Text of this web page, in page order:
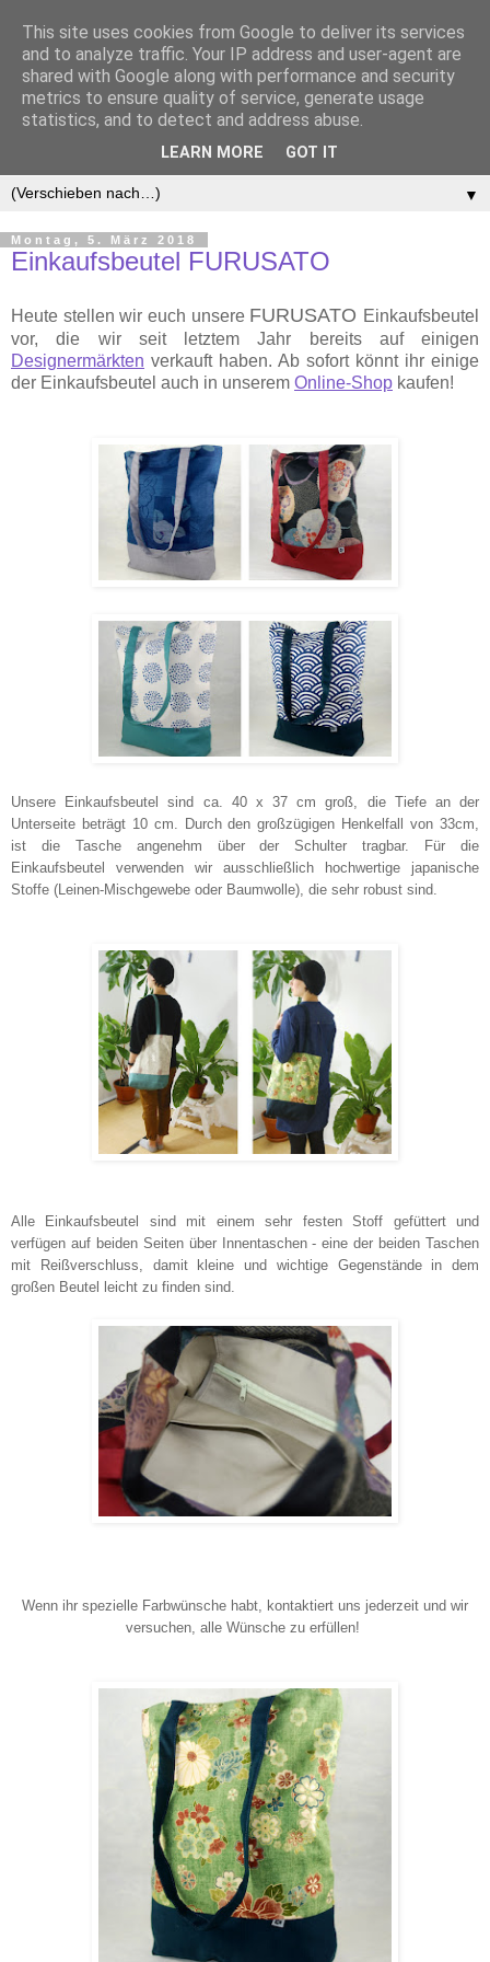
▼
Montag, 5. März 2018
Einkaufsbeutel FURUSATO
Heute stellen wir euch unsere FURUSATO Einkaufsbeutel
vor, die wir seit letztem Jahr bereits auf einigen
Designermärkten verkauft haben. Ab sofort könnt ihr einige
der Einkaufsbeutel auch in unserem Online-Shop kaufen!
Unsere Einkaufsbeutel sind ca. 40 x 37 cm groß, die Tiefe an der
Unterseite beträgt 10 cm. Durch den großzügigen Henkelfall von 33cm,
ist die Tasche angenehm über der Schulter tragbar. Für die
Einkaufsbeutel verwenden wir ausschließlich hochwertige japanische
Stoffe (Leinen-Mischgewebe oder Baumwolle), die sehr robust sind.
Alle Einkaufsbeutel sind mit einem sehr festen Stoff gefüttert und
verfügen auf beiden Seiten über Innentaschen - eine der beiden Taschen
mit Reißverschluss, damit kleine und wichtige Gegenstände in dem
großen Beutel leicht zu finden sind.
Wenn ihr spezielle Farbwünsche habt, kontaktiert uns jederzeit und wir
versuchen, alle Wünsche zu erfüllen!
This site uses cookies from Google to deliver its services
and to analyze traffic. Your IP address and user-agent are
shared with Google along with performance and security
metrics to ensure quality of service, generate usage
statistics, and to detect and address abuse.
LEARN MORE GOT IT